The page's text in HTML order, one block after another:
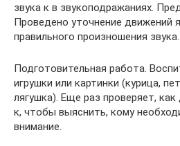
звука к в звукоподражаниях.
Проведено уточнение движений
правильного произношения звука.
Подготовительная работа.
игрушки или картинки (курица,
лягушка). Еще раз проверяет,
к, чтобы выяснить, кому
внимание.